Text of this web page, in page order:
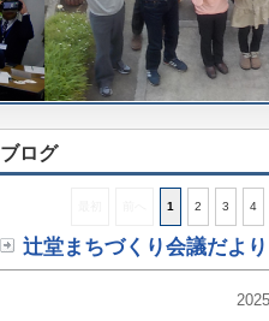
ブログ
1 2 3 4
辻堂まちづくり会議だより